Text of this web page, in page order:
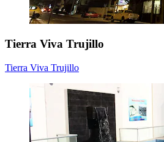
Tierra Viva Trujillo
Tierra Viva Trujillo